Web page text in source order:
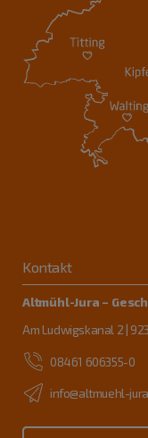
Kontakt
Altmühl-Jura –
Am Ludwigskanal 2 |
08461 606355-0
info@altmuehl-